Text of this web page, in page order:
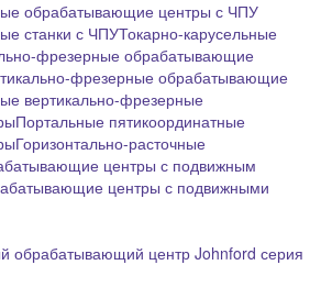
обрабатывающие центры с ЧПУ
станки с ЧПУТокарно-карусельные
фрезерные обрабатывающие
фрезерные обрабатывающие
вертикально-фрезерные
Портальные пятикоординатные
Горизонтально-расточные
центры с подвижным
центры с подвижными
обрабатывающий центр Johnford серия